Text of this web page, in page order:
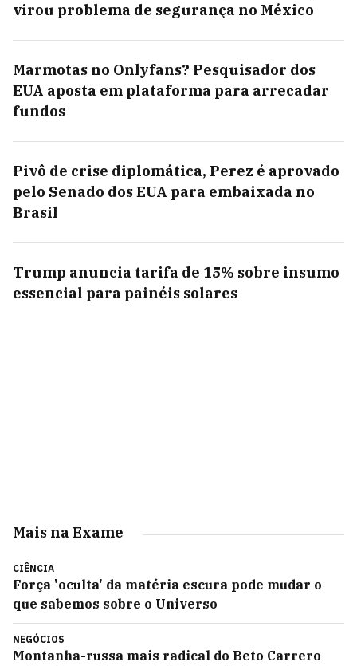
virou problema de segurança no México
Marmotas no Onlyfans? Pesquisador dos
EUA aposta em plataforma para arrecadar
fundos
Pivô de crise diplomática, Perez é aprovado
pelo Senado dos EUA para embaixada no
Brasil
Trump anuncia tarifa de 15% sobre insumo
essencial para painéis solares
Mais na Exame
CIÊNCIA
Força 'oculta' da matéria escura pode mudar o
que sabemos sobre o Universo
NEGÓCIOS
Montanha-russa mais radical do Beto Carrero